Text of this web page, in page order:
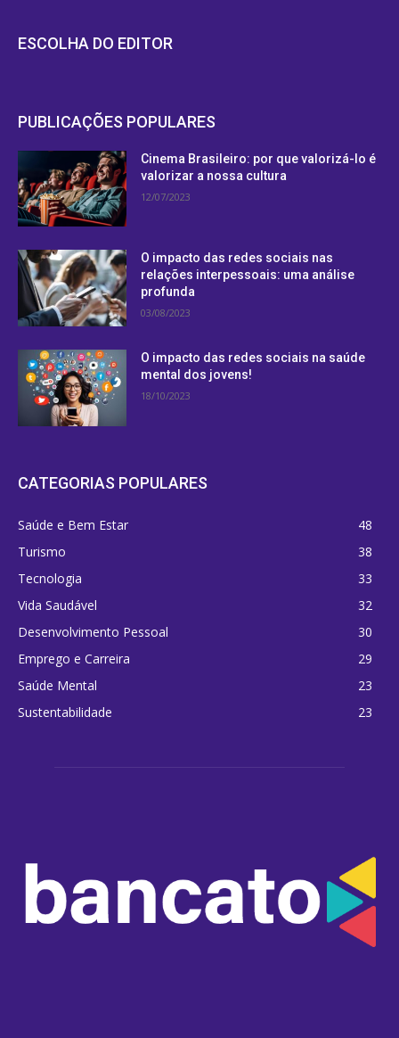
ESCOLHA DO EDITOR
PUBLICAÇÕES POPULARES
Cinema Brasileiro: por que valorizá-lo é
valorizar a nossa cultura
12/07/2023
O impacto das redes sociais nas
relações interpessoais: uma análise
profunda
03/08/2023
O impacto das redes sociais na saúde
mental dos jovens!
18/10/2023
CATEGORIAS POPULARES
Saúde e Bem Estar
48
Turismo
38
Tecnologia
33
Vida Saudável
32
Desenvolvimento Pessoal
30
Emprego e Carreira
29
Saúde Mental
23
Sustentabilidade
23